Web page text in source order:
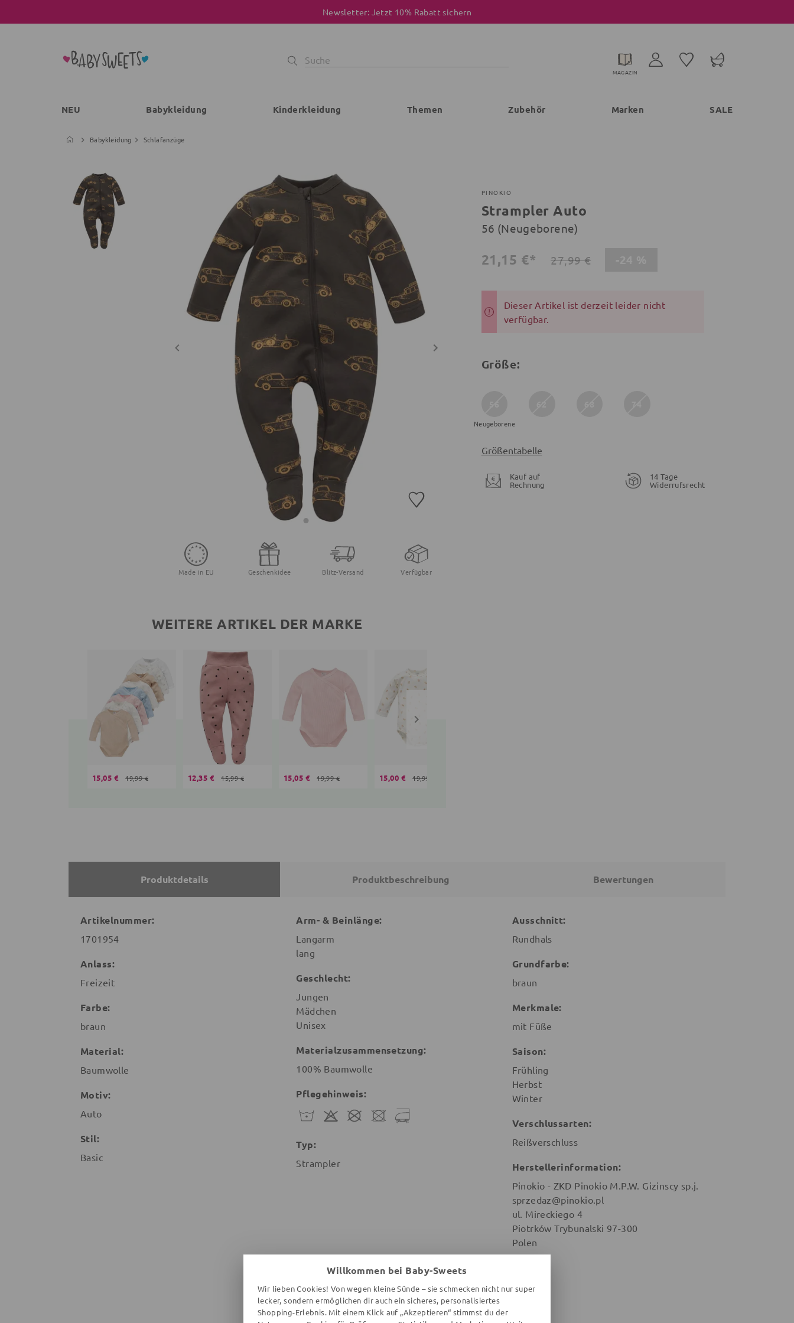
Newsletter: Jetzt 10% Rabatt sichern
MAGAZIN
NEU Babykleidung Kinderkleidung Themen Zubehör Marken SALE
Babykleidung Schlafanzüge
Made in EU Geschenkidee Blitz-Versand Verfügbar
WEITERE ARTIKEL DER MARKE
15,05 € 19,99 € 12,35 € 15,99 € 15,05 € 19,99 € 15,00 € 19,99 €
PINOKIO
Strampler Auto
56 (Neugeborene)
21,15 €* 27,99 €
Dieser Artikel ist derzeit leider nicht
verfügbar.
Größe:
Neugeborene
Größentabelle
Kauf auf
Rechnung
14 Tage
Widerrufsrecht
Produktdetails Produktbeschreibung Bewertungen
Artikelnummer:
1701954
Anlass:
Freizeit
Farbe:
braun
Material:
Baumwolle
Motiv:
Auto
Stil:
Basic
Arm- & Beinlänge:
Langarm
lang
Geschlecht:
Jungen
Mädchen
Unisex
Materialzusammensetzung:
100% Baumwolle
Pflegehinweis:
Typ:
Strampler
Ausschnitt:
Rundhals
Grundfarbe:
braun
Merkmale:
mit Füße
Saison:
Frühling
Herbst
Winter
Verschlussarten:
Reißverschluss
Herstellerinformation:
Pinokio - ZKD Pinokio M.P.W. Gizinscy sp.j.
sprzedaz@pinokio.pl
ul. Mireckiego 4
Piotrków Trybunalski 97-300
Polen
Willkommen bei Baby-Sweets
Wir lieben Cookies! Von wegen kleine Sünde – sie schmecken nicht nur super
lecker, sondern ermöglichen dir auch ein sicheres, personalisiertes
Shopping-Erlebnis. Mit einem Klick auf „Akzeptieren“ stimmst du der